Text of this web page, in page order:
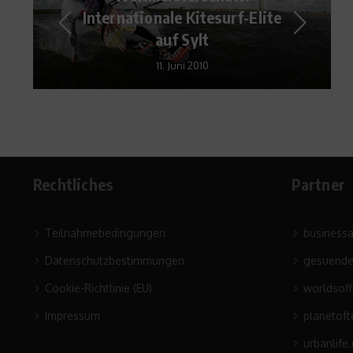
Doppelt bestraft –
Niederlagen machen dick
20. September 2013
Rechtliches
Teilnahmebedingungen
Datenschutzbestimmungen
Cookie-Richtlinie (EU)
Impressum
Partner